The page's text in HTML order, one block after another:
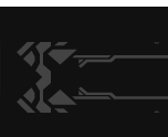
ヴァンガードch